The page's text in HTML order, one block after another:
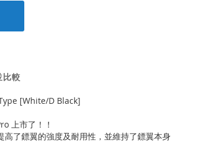
比較
[White/D Black]
上市了！！
了鏢翼的強度及耐用性，並維持了鏢翼本身